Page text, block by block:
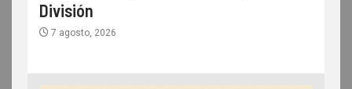
División
7 agosto, 2026